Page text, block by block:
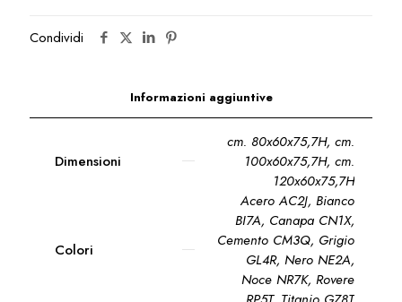
Condividi
Informazioni aggiuntive
Dimensioni
cm. 80x60x75,7H, cm.
100x60x75,7H, cm.
120x60x75,7H
Colori
Acero AC2J, Bianco
BI7A, Canapa CN1X,
Cemento CM3Q, Grigio
GL4R, Nero NE2A,
Noce NR7K, Rovere